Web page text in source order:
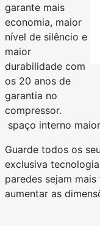
garante mais
economia, maior
nível de silêncio e
maior
durabilidade com
os 20 anos de
garantia no
compressor.
spaço interno maior
Guarde todos os
exclusiva
paredes sejam
aumentar as